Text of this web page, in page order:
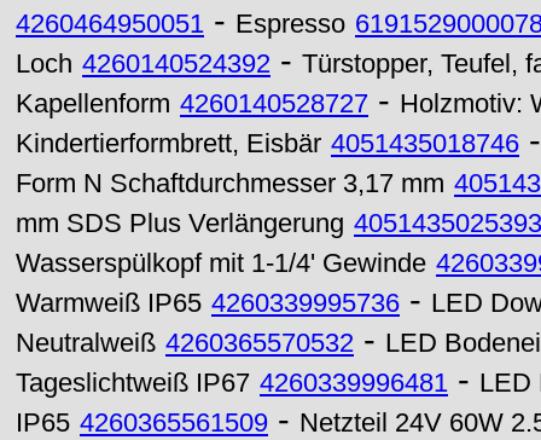
4260464950051 - Espresso
Loch 4260140524392 - Türstopper, Teufel,
Kapellenform 4260140528727 - Holzmotiv:
Kindertierformbrett, Eisbär 4051435018746
Form N Schaftdurchmesser 3,17 mm
mm SDS Plus Verlängerung 4051435025393
Wasserspülkopf mit 1-1/4' Gewinde
Warmweiß IP65 4260339995736 - LED
Neutralweiß 4260365570532 - LED
Tageslichtweiß IP67 4260339996481 - LED
IP65 4260365561509 - Netzteil 24V 60W